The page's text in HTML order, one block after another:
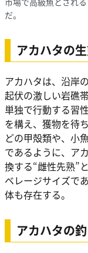
だ。
アカハタの
アカハタは、沿岸
起伏の激しい岩礁
単独で行動する習
を構え、獲物を待
どの甲殻類や、小
であるように、ア
換する“雌性先熟”
ベレージサイズで
体も存在する。
アカハタの